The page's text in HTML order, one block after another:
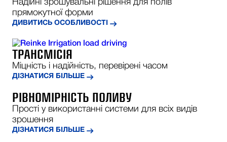
Надійні зрошувальні рішення для полів
прямокутної форми
ДИВИТИСЬ ОСОБЛИВОСТІ
ТРАНСМІСІЯ
Міцність і надійність, перевірені часом
ДІЗНАТИСЯ БІЛЬШЕ
РІВНОМІРНІСТЬ ПОЛИВУ
Прості у використанні системи для всіх видів
зрошення
ДІЗНАТИСЯ БІЛЬШЕ